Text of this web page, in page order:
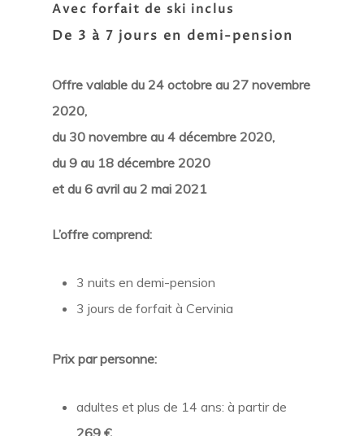
Avec forfait de ski inclus
De 3 à 7 jours en demi-pension
Offre valable du 24 octobre au 27 novembre
2020,
du 30 novembre au 4 décembre 2020,
du 9 au 18 décembre 2020
et du 6 avril au 2 mai 2021
L’offre comprend:
3 nuits en demi-pension
3 jours de forfait à Cervinia
Prix par personne:
adultes et plus de 14 ans: à partir de